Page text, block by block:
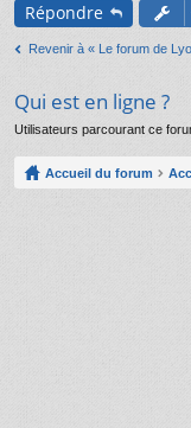
Répondre
Revenir à « Le forum de
Qui est en ligne ?
Utilisateurs parcourant ce
Accueil du forum